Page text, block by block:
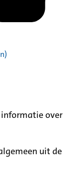
over
uit de